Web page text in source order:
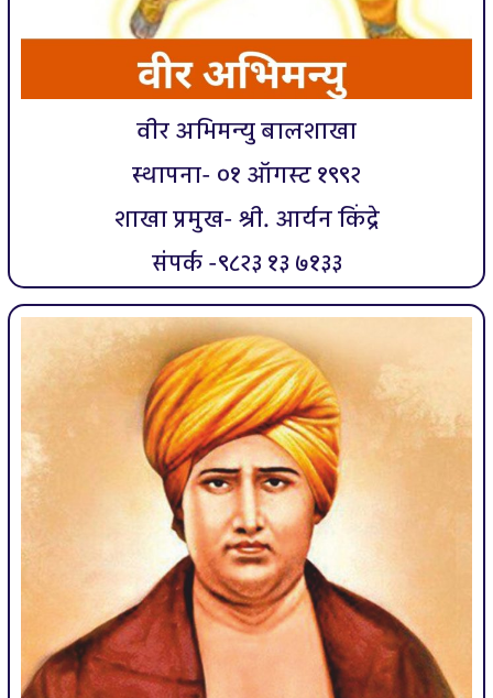
वीर अभिमन्यु बालशाखा
स्थापना- ०१ ऑगस्ट १९९२
शाखा प्रमुख- श्री. आर्यन किंद्रे
संपर्क -९८२३ १३ ७१३३